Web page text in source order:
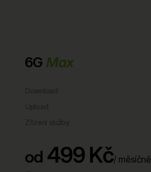
6G Max
od 499 Kč/ měsíčně